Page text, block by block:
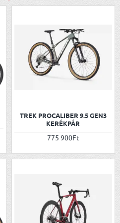
ÚJ!
TREK PROCALIBER 9.5 GEN3
KERÉKPÁR
775 900Ft